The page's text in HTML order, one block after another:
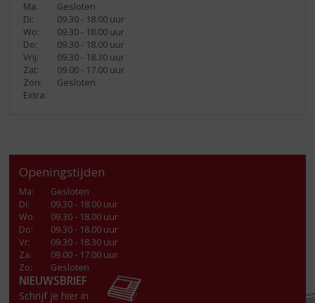
Ma:
Gesloten
Di:
09.30 - 18.00 uur
Wo:
09.30 - 18.00 uur
Do:
09.30 - 18.00 uur
Vrij:
09.30 - 18.30 uur
Zat:
09.00 - 17.00 uur
Zon:
Gesloten
Extra:
Openingstijden
Ma:
Gesloten
Di:
09.30 - 18.00 uur
Wo:
09.30 - 18.00 uur
Do:
09.30 - 18.00 uur
Vr:
09.30 - 18.30 uur
Za:
09.00 - 17.00 uur
Zo:
Gesloten
NIEUWSBRIEF
Schrijf je hier in